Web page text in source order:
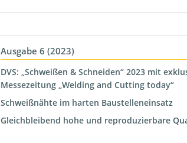
Ausgabe 6 (2023)
DVS: „Schweißen & Schneiden“ 2023 mit
Messezeitung „Welding and Cutting today“
Schweißnähte im harten Baustelleneinsatz
Gleichbleibend hohe und reproduzierbare